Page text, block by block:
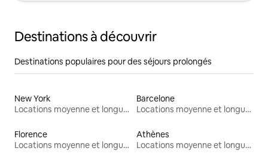
Destinations à découvrir
Destinations populaires pour des séjours prolongés
New York
Locations moyenne et longue durée
Barcelone
Locations moyenne et longue durée
Florence
Locations moyenne et longue durée
Athènes
Locations moyenne et longue durée